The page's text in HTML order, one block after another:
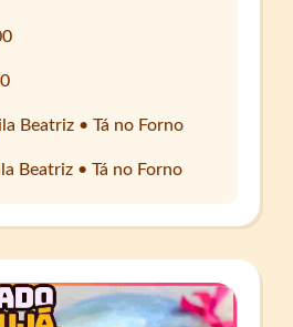
Beatriz • Tá no Forno
Beatriz • Tá no Forno